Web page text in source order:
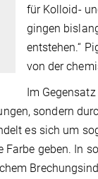
für Kolloid-
gingen
entstehen.“
von der
Im
sondern
es sich um
geben. In